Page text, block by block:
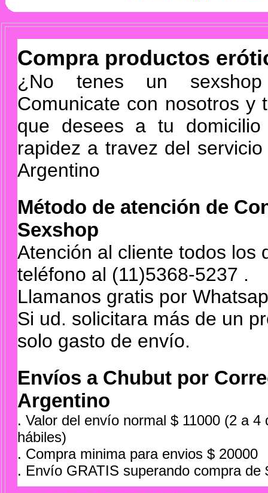
Compra productos
¿No tenes un
Comunicate con nosotros y
que desees a tu
rapidez a travez del
Argentino
Método de atención de
Sexshop
Atención al cliente todos los
teléfono al (11)5368-5237 .
Llamanos gratis por
Si ud. solicitara más de un
solo gasto de envío.
Envíos a Chubut por
Argentino
. Valor del envío normal $ 11000 (2 a 4
hábiles)
. Compra minima para envios $ 20000
. Envío GRATIS superando compra de